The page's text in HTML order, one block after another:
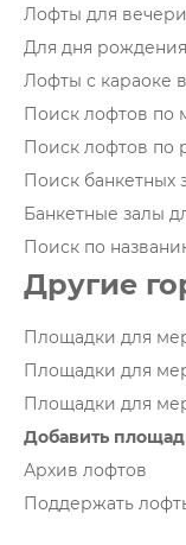
Лофты для
Для дня рождения
Лофты с караоке
Поиск лофтов по
Поиск лофтов по
Поиск банкетных
Банкетные залы
Поиск по
Другие
Площадки для
Площадки для
Площадки для
Добавить
Архив лофтов
Поддержать